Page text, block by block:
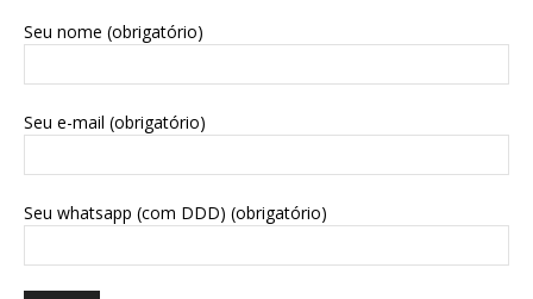
Seu nome (obrigatório)
Seu e-mail (obrigatório)
Seu whatsapp (com DDD) (obrigatório)